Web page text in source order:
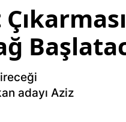
adayı Aziz